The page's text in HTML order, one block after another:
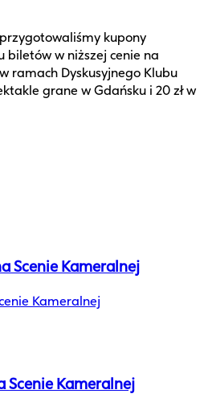
kupony
biletów w niższej cenie na
ramach Dyskusyjnego Klubu
grane w Gdańsku i 20 zł w
Scenie Kameralnej
Kameralnej
Scenie Kameralnej